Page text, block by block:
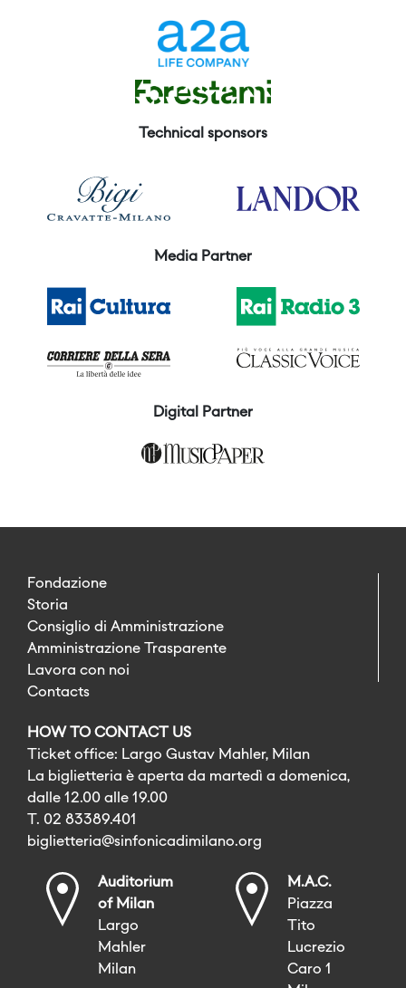
Technical sponsors
Media Partner
Digital Partner
Fondazione
Storia
Consiglio di Amministrazione
Amministrazione Trasparente
Lavora con noi
Contacts
HOW TO CONTACT US
Ticket office: Largo Gustav Mahler, Milan
La biglietteria è aperta da martedì a domenica,
dalle 12.00 alle 19.00
T. 02 83389.401
biglietteria@sinfonicadimilano.org
Auditorium
of Milan
Largo
Mahler
Milan
M.A.C.
Piazza
Tito
Lucrezio
Caro 1